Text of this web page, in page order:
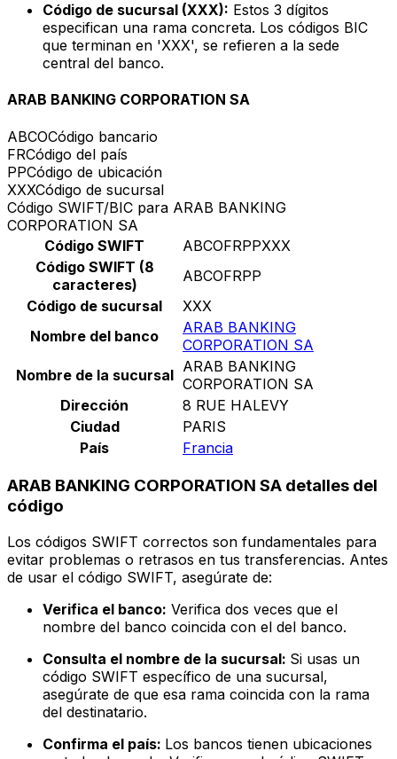
Código de sucursal (XXX): Estos 3 dígitos
especifican una rama concreta. Los códigos BIC
que terminan en 'XXX', se refieren a la sede
central del banco.
ARAB BANKING CORPORATION SA
ABCOCódigo bancario
FRCódigo del país
PPCódigo de ubicación
XXXCódigo de sucursal
Código SWIFT/BIC para ARAB BANKING
CORPORATION SA
Código SWIFT
ABCOFRPPXXX
Código SWIFT (8
caracteres)
ABCOFRPP
Código de sucursal
XXX
Nombre del banco
ARAB BANKING
CORPORATION SA
Nombre de la sucursal ARAB BANKING
CORPORATION SA
Dirección
8 RUE HALEVY
Ciudad
PARIS
País
Francia
ARAB BANKING CORPORATION SA detalles del
código
Los códigos SWIFT correctos son fundamentales para
evitar problemas o retrasos en tus transferencias. Antes
de usar el código SWIFT, asegúrate de:
Verifica el banco: Verifica dos veces que el
nombre del banco coincida con el del banco.
Consulta el nombre de la sucursal: Si usas un
código SWIFT específico de una sucursal,
asegúrate de que esa rama coincida con la rama
del destinatario.
Confirma el país: Los bancos tienen ubicaciones